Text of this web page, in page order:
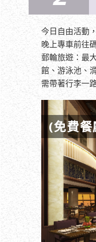
今日自由活動
晚上專車前往
郵輪旅遊：最
館、游泳池、
需帶著行李一
(免費